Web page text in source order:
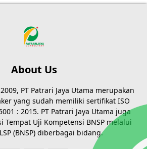
About Us
PT Patrari Jaya Utama merupakan
yang sudah memiliki sertifikat ISO
: 2015. PT Patrari Jaya Utama juga
Tempat Uji Kompetensi BNSP melalui
(BNSP) diberbagai bidang.